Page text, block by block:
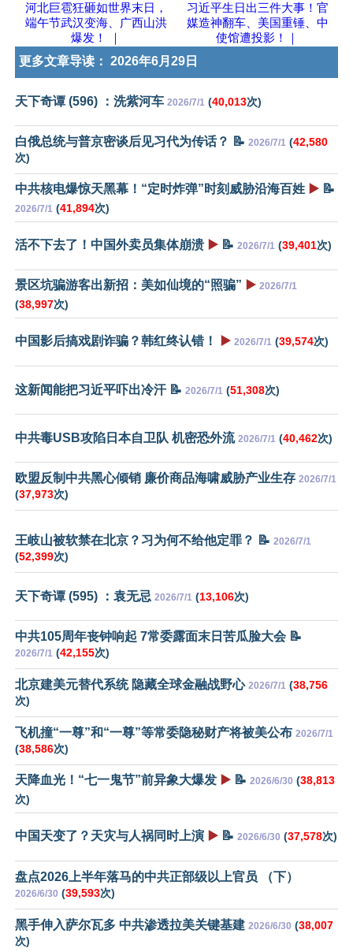
河北巨雹狂砸如世界末日，
端午节武汉变海、广西山洪
爆发！ ｜
习近平生日出三件大事！官
媒造神翻车、美国重锤、中
使馆遭投影！｜
更多文章导读： 2026年6月29日
天下奇谭 (596) ：洗紫河车 2026/7/1 (40,013次)
白俄总统与普京密谈后见习代为传话？ 📝 2026/7/1 (42,580
次)
中共核电爆惊天黑幕！“定时炸弹”时刻威胁沿海百姓 ▶️ 📝
2026/7/1 (41,894次)
活不下去了！中国外卖员集体崩溃 ▶️ 📝 2026/7/1 (39,401次)
景区坑骗游客出新招：美如仙境的“照骗” ▶️ 2026/7/1
(38,997次)
中国影后搞戏剧诈骗？韩红终认错！ ▶️ 2026/7/1 (39,574次)
这新闻能把习近平吓出冷汗 📝 2026/7/1 (51,308次)
中共毒USB攻陷日本自卫队 机密恐外流 2026/7/1 (40,462次)
欧盟反制中共黑心倾销 廉价商品海啸威胁产业生存 2026/7/1
(37,973次)
王岐山被软禁在北京？习为何不给他定罪？ 📝 2026/7/1
(52,399次)
天下奇谭 (595) ：袁无忌 2026/7/1 (13,106次)
中共105周年丧钟响起 7常委露面末日苦瓜脸大会 📝
2026/7/1 (42,155次)
北京建美元替代系统 隐藏全球金融战野心 2026/7/1 (38,756
次)
飞机撞“一尊”和“一尊”等常委隐秘财产将被美公布 2026/7/1
(38,586次)
天降血光！“七一鬼节”前异象大爆发 ▶️ 📝 2026/6/30 (38,813
次)
中国天变了？天灾与人祸同时上演 ▶️ 📝 2026/6/30 (37,578次)
盘点2026上半年落马的中共正部级以上官员 （下）
2026/6/30 (39,593次)
黑手伸入萨尔瓦多 中共渗透拉美关键基建 2026/6/30 (38,007
次)